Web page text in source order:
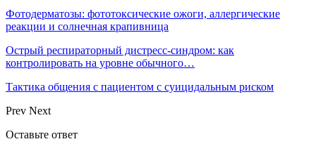
Фотодерматозы: фототоксические ожоги, аллергические
реакции и солнечная крапивница
Острый респираторный дистресс-синдром: как
контролировать на уровне обычного…
Тактика общения с пациентом с суицидальным риском
Prev Next
Оставьте ответ